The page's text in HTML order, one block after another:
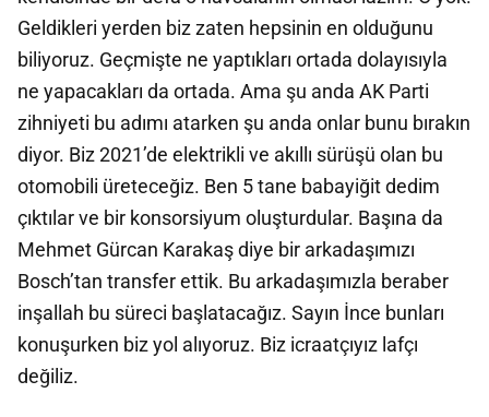
Geldikleri yerden biz zaten hepsinin en olduğunu
biliyoruz. Geçmişte ne yaptıkları ortada dolayısıyla
ne yapacakları da ortada. Ama şu anda AK Parti
zihniyeti bu adımı atarken şu anda onlar bunu bırakın
diyor. Biz 2021’de elektrikli ve akıllı sürüşü olan bu
otomobili üreteceğiz. Ben 5 tane babayiğit dedim
çıktılar ve bir konsorsiyum oluşturdular. Başına da
Mehmet Gürcan Karakaş diye bir arkadaşımızı
Bosch’tan transfer ettik. Bu arkadaşımızla beraber
inşallah bu süreci başlatacağız. Sayın İnce bunları
konuşurken biz yol alıyoruz. Biz icraatçıyız lafçı
değiliz.